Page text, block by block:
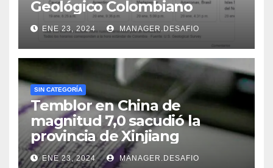
Geológico Colombiano
ENE 23, 2024 MANAGER.DESAFIO
SIN CATEGORÍA
Temblor en China de
magnitud 7,0 sacudió la
provincia de Xinjiang
ENE 23, 2024 MANAGER.DESAFIO